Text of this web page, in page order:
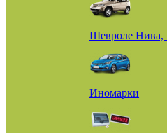
Шевроле Нива,
Иномарки